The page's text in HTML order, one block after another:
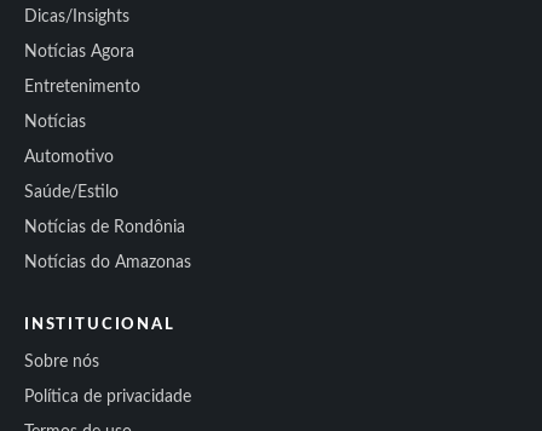
Dicas/Insights
Notícias Agora
Entretenimento
Notícias
Automotivo
Saúde/Estilo
Notícias de Rondônia
Notícias do Amazonas
INSTITUCIONAL
Sobre nós
Política de privacidade